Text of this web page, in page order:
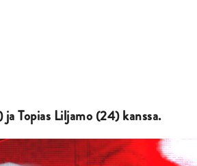
Topias Liljamo (24) kanssa.